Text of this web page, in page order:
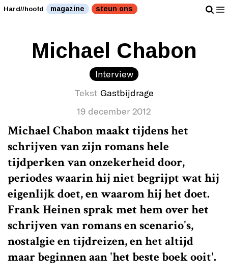
Hard//hoofd magazine steun ons
Michael Chabon
Interview
Tekst Gastbijdrage
19 december 2012
Michael Chabon maakt tijdens het
schrijven van zijn romans hele
tijdperken van onzekerheid door,
periodes waarin hij niet begrijpt wat hij
eigenlijk doet, en waarom hij het doet.
Frank Heinen sprak met hem over het
schrijven van romans en scenario's,
nostalgie en tijdreizen, en het altijd
maar beginnen aan 'het beste boek ooit'.